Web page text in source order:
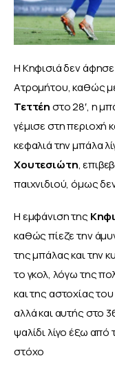
Η Κηφισιά δεν
Ατρομήτου, καθώς
Τεττέη στο 28′, η
γέμισε στη περιοχή
κεφαλιά την μπάλα
Χουτεσιώτη,
παιχνιδιού, όμως
Η εμφάνιση της
καθώς πίεζε την
της μπάλας και την
το γκολ, λόγω της
και της αστοχίας του
αλλά και αυτής στο
ψαλίδι λίγο έξω από
στόχο